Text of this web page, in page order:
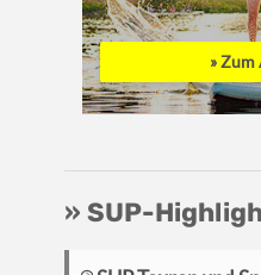
»
» SUP-